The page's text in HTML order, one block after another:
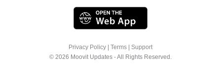
Privacy Policy Terms
Support
© 2026 Moovit Updates - All Rights Reserved.